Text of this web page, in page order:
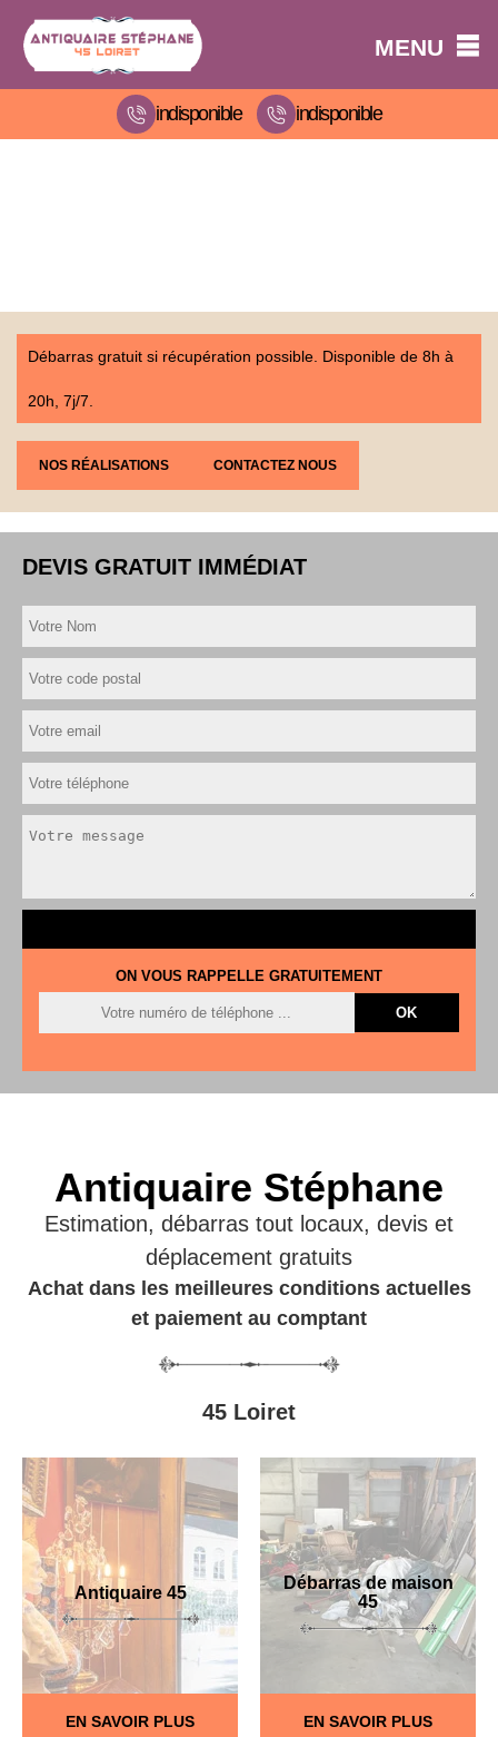
MENU
indisponible indisponible
Débarras gratuit si récupération possible. Disponible de 8h à
20h, 7j/7.
NOS RÉALISATIONS CONTACTEZ NOUS
DEVIS GRATUIT IMMÉDIAT
ON VOUS RAPPELLE GRATUITEMENT
Antiquaire Stéphane
Estimation, débarras tout locaux, devis et
déplacement gratuits
Achat dans les meilleures conditions actuelles
et paiement au comptant
45 Loiret
Antiquaire 45
EN SAVOIR PLUS
Débarras de maison
45
EN SAVOIR PLUS